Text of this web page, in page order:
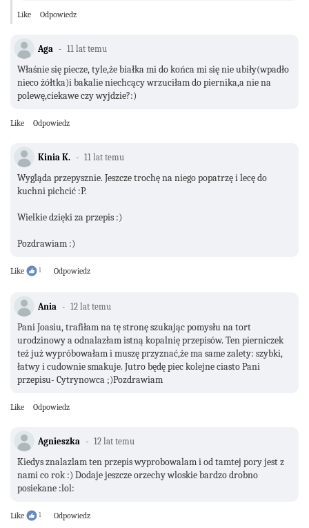
Like Odpowiedz
Aga 11 lat temu
Właśnie się piecze, tyle,że białka mi do końca mi się nie ubiły(wpadło
nieco żółtka)i bakalie niechcący wrzuciłam do piernika,a nie na
polewę,ciekawe czy wyjdzie?:)
Like Odpowiedz
Kinia K. 11 lat temu
Wygląda przepysznie. Jeszcze trochę na niego popatrzę i lecę do
kuchni pichcić :P.
Wielkie dzięki za przepis :)
Pozdrawiam :)
Like 1 Odpowiedz
Ania 12 lat temu
Pani Joasiu, trafiłam na tę stronę szukając pomysłu na tort
urodzinowy a odnalazłam istną kopalnię przepisów. Ten pierniczek
też już wypróbowałam i muszę przyznać,że ma same zalety: szybki,
łatwy i cudownie smakuje. Jutro będę piec kolejne ciasto Pani
przepisu- Cytrynowca ;)Pozdrawiam
Like Odpowiedz
Agnieszka 12 lat temu
Kiedys znalazlam ten przepis wyprobowalam i od tamtej pory jest z
nami co rok :) Dodaje jeszcze orzechy wloskie bardzo drobno
posiekane :lol:
Like 1 Odpowiedz